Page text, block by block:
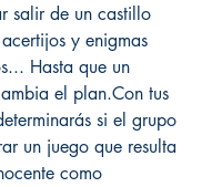
salir de un castillo
y enigmas
Hasta que un
el plan.Con tus
si el grupo
un juego que resulta
como